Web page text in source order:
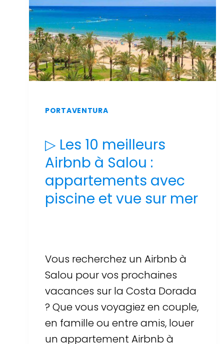
PORTAVENTURA
▷ Les 10 meilleurs
Airbnb à Salou :
appartements avec
piscine et vue sur mer
Vous recherchez un Airbnb à
Salou pour vos prochaines
vacances sur la Costa Dorada
? Que vous voyagiez en couple,
en famille ou entre amis, louer
un appartement Airbnb à